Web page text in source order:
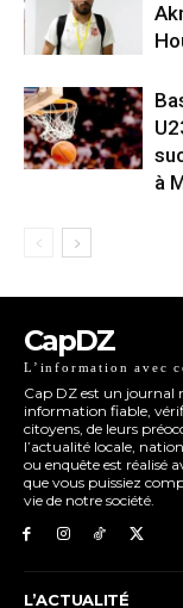
à
CapDZ
L’information avec
Cap DZ est un journal
information fiable,
citoyens, de leurs
l’actualité locale,
ou enquête est réalisé
que vous puissiez
vie de notre société.
L’ACTUALITÉ